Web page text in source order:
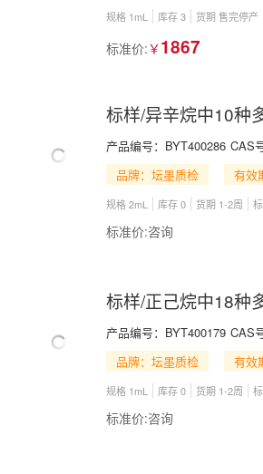
规格 1mL 库存 3 货期 售完停产
标准价: ￥ 1867
标样/异辛烷中10种
产品编号： BYT400286 CAS
品牌：坛墨质检
有效
规格 2mL 库存 0 货期 1-2周
标准价:咨询
标样/正己烷中18种
产品编号： BYT400179 CAS
品牌：坛墨质检
有效
规格 1mL 库存 0 货期 1-2周
标准价:咨询